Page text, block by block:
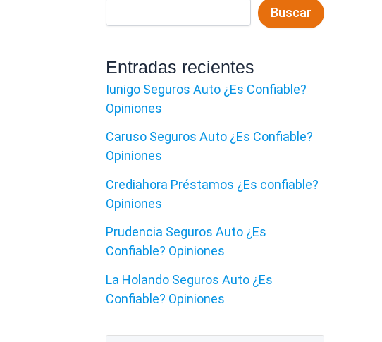
Buscar
Entradas recientes
Iunigo Seguros Auto ¿Es Confiable?
Opiniones
Caruso Seguros Auto ¿Es Confiable?
Opiniones
Crediahora Préstamos ¿Es confiable?
Opiniones
Prudencia Seguros Auto ¿Es
Confiable? Opiniones
La Holando Seguros Auto ¿Es
Confiable? Opiniones